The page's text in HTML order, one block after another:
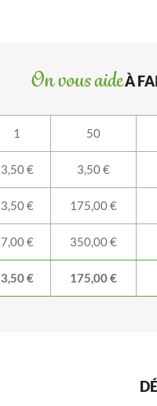
On vous aideÀ
1 50
3,50 € 3,50 €
3,50 € 175,00 €
7,00 € 350,00 €
3,50 € 175,00 €